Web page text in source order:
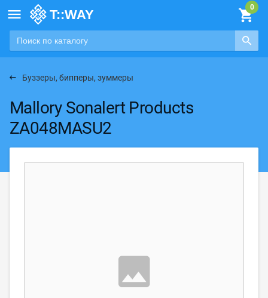

Буззеры, бипперы, зуммеры
Mallory Sonalert Products
ZA048MASU2